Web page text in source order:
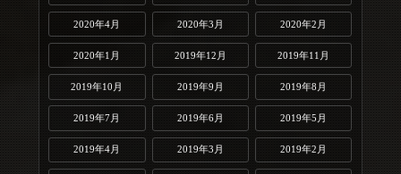
2020年4月 2020年3月 2020年2月
2020年1月 2019年12月 2019年11月
2019年10月 2019年9月 2019年8月
2019年7月 2019年6月 2019年5月
2019年4月 2019年3月 2019年2月